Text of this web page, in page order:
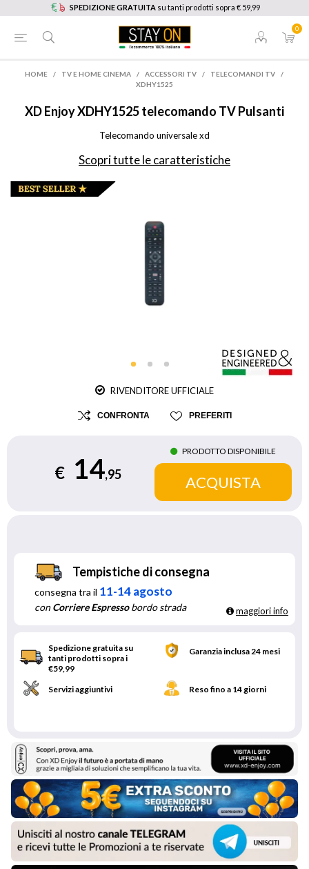
SPEDIZIONE GRATUITA su tanti prodotti sopra € 59,99
0
HOME / TV E HOME CINEMA / ACCESSORI TV / TELECOMANDI TV
/
XDHY1525
XD EnjoyXDHY1525 telecomando TV Pulsanti
Telecomando universale xd
Scopri tutte le caratteristiche
RIVENDITORE UFFICIALE
CONFRONTA PREFERITI
€ 14,95
PRODOTTO DISPONIBILE
Tempistiche di consegna
consegna tra il 11-14 agosto
conCorriere Espressobordo strada maggiori info
Spedizione gratuita su
tanti prodotti sopra i
€59,99
Garanzia inclusa 24 mesi
Servizi aggiuntivi Reso fino a 14 giorni